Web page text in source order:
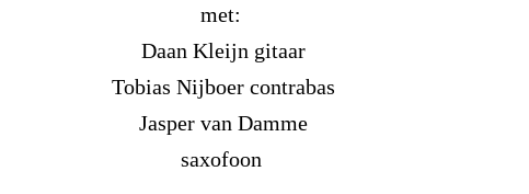
met:
Daan Kleijn gitaar
Tobias Nijboer contrabas
Jasper van Damme
saxofoon